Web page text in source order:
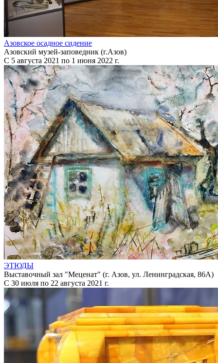
Азовское осадное сидение
Азовский музей-заповедник (г.Азов)
С 5 августа 2021 по 1 июня 2022 г.
ЭТЮДЫ
Выставочный зал "Меценат" (г. Азов, ул. Ленинградская, 86А)
С 30 июля по 22 августа 2021 г.